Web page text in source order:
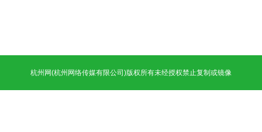
杭州网(杭州网络传媒有限公司)版权所有未经授权禁止复制或镜像